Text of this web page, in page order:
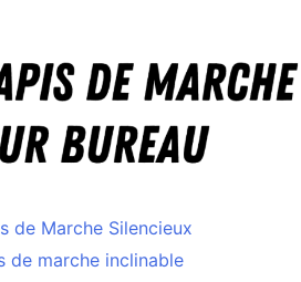
de Marche Silencieux
de marche inclinable